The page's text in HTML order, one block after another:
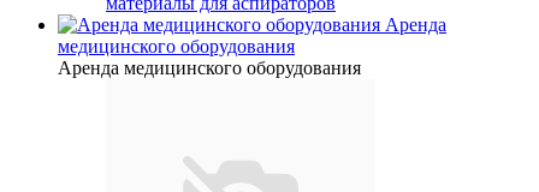
Аренда
медицинского оборудования
Аренда медицинского оборудования